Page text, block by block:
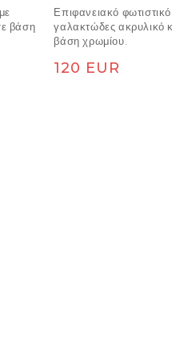
βάση
Επιφανειακό
γαλακτώδες ακρυλικό
βάση χρωμίου.
Κανονική τιμή
120 EUR